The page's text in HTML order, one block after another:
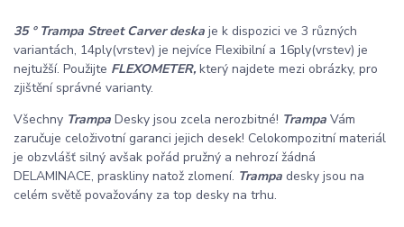
35 ° Trampa Street Carver deska je k dispozici ve 3 různých
variantách, 14ply(vrstev) je nejvíce Flexibilní a 16ply(vrstev) je
nejtužší. Použijte FLEXOMETER, který najdete mezi obrázky, pro
zjištění správné varianty.
Všechny Trampa Desky jsou zcela nerozbitné! Trampa Vám
zaručuje celoživotní garanci jejich desek! Celokompozitní materiál
je obzvlášť silný avšak pořád pružný a nehrozí žádná
DELAMINACE, praskliny natož zlomení. Trampa desky jsou na
celém světě považovány za top desky na trhu.